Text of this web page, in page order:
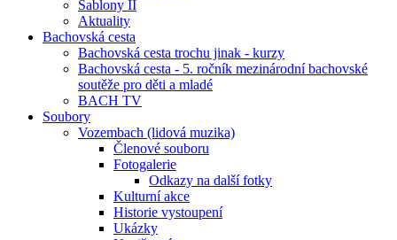
Šablony II
Aktuality
Bachovská cesta
Bachovská cesta trochu jinak - kurzy
Bachovská cesta - 5. ročník mezinárodní bachovské
soutěže pro děti a mladé
BACH TV
Soubory
Vozembach (lidová muzika)
Členové souboru
Fotogalerie
Odkazy na další fotky
Kulturní akce
Historie vystoupení
Ukázky